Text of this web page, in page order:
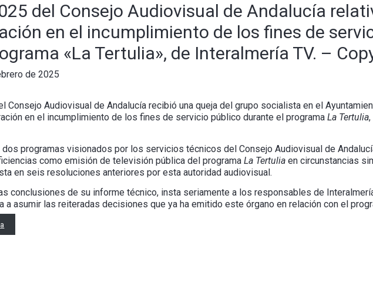
del Consejo Audiovisual de Andalucía
en el incumplimiento de los fines de
«La Tertulia», de Interalmería TV. –
de 2025
Consejo Audiovisual de Andalucía recibió una queja del grupo socialista en el
en el incumplimiento de los fines de servicio público durante el programaLa Tertulia,
programas visionados por los servicios técnicos del Consejo Audiovisual de
como emisión de televisión pública del programaLa Tertulia en circunstancias
en seis resoluciones anteriores por esta autoridad audiovisual.
conclusiones de su informe técnico, insta seriamente a los responsables de
a asumir las reiteradas decisiones que ya ha emitido este órgano en relación con el